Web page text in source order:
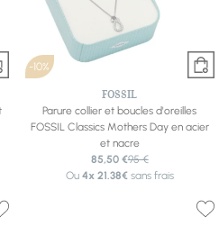
-10%
FOSSIL
Parure collier et boucles d'oreilles
FOSSIL Classics Mothers Day en acier
et nacre
85,50 €95 €
Ou 4x 21.38€sans frais